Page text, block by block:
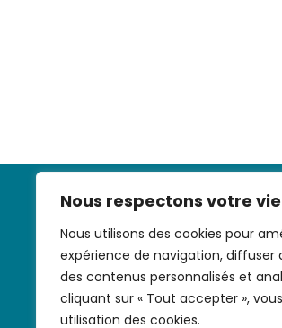
Nous respectons votre
Nous utilisons des cookies pour
expérience de navigation, diffuser
des contenus personnalisés et
cliquant sur « Tout accepter »,
utilisation des cookies.